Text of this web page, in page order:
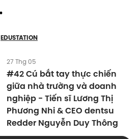
EDUSTATION
27 Thg 05
#42 Cú bắt tay thực chiến
giữa nhà trường và doanh
nghiệp - Tiến sĩ Lương Thị
Phương Nhi & CEO dentsu
Redder Nguyễn Duy Thông